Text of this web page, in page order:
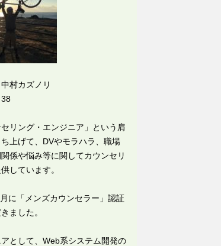
村カズノリ
セリング・エンジニア」という肩
上げて、DVやモラハラ、職場
係や悩み等に関してカウンセリ
しています。
に「メンズカウンセラー」認証
ました。
として、Web系システム開発の